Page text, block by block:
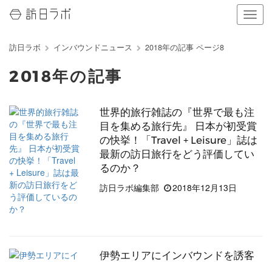
ナ
ビ
表
示
を
切
訪日ラボ インバウンドニュース 2018年の記事 ページ8
2018年の記事
世界的旅行雑誌の『世界で最も注
目を集める旅行先』 日本が初受賞
の快挙！「Travel + Leisure」誌は
最新の訪日旅行をどう評価してい
るのか？
訪日ラボ編集部
2018年12月13日
伊勢エリアにインバウンドを誘客